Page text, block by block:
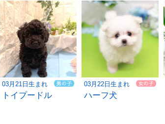
03月21日生まれ
トイプードル
03月22日生まれ
ハーフ犬